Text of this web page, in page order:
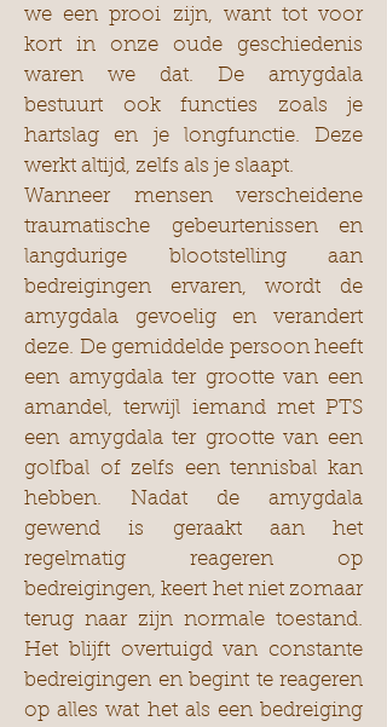
we een prooi zijn, want tot voor
kort in onze oude geschiedenis
waren we dat. De amygdala
bestuurt ook functies zoals je
hartslag en je longfunctie. Deze
werkt altijd, zelfs als je slaapt.
Wanneer mensen verscheidene
traumatische gebeurtenissen en
langdurige blootstelling aan
bedreigingen ervaren, wordt de
amygdala gevoelig en verandert
deze. De gemiddelde persoon heeft
een amygdala ter grootte van een
amandel, terwijl iemand met PTS
een amygdala ter grootte van een
golfbal of zelfs een tennisbal kan
hebben. Nadat de amygdala
gewend is geraakt aan het
regelmatig reageren op
bedreigingen, keert het niet zomaar
terug naar zijn normale toestand.
Het blijft overtuigd van constante
bedreigingen en begint te reageren
op alles wat het als een bedreiging